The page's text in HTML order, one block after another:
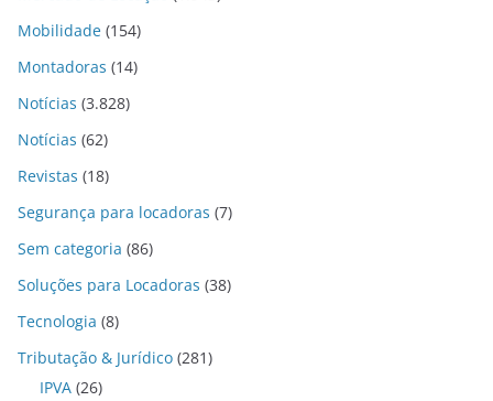
Mobilidade (154)
Montadoras (14)
Notícias (3.828)
Notícias (62)
Revistas (18)
Segurança para locadoras (7)
Sem categoria (86)
Soluções para Locadoras (38)
Tecnologia (8)
Tributação & Jurídico (281)
IPVA (26)